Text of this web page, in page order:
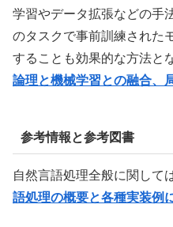
学習やデータ拡張などの手
のタスクで事前訓練された
することも効果的な方法と
論理と機械学習との融合、
参考情報と参考図書
自然言語処理全般に関して
語処理の概要と各種実装例